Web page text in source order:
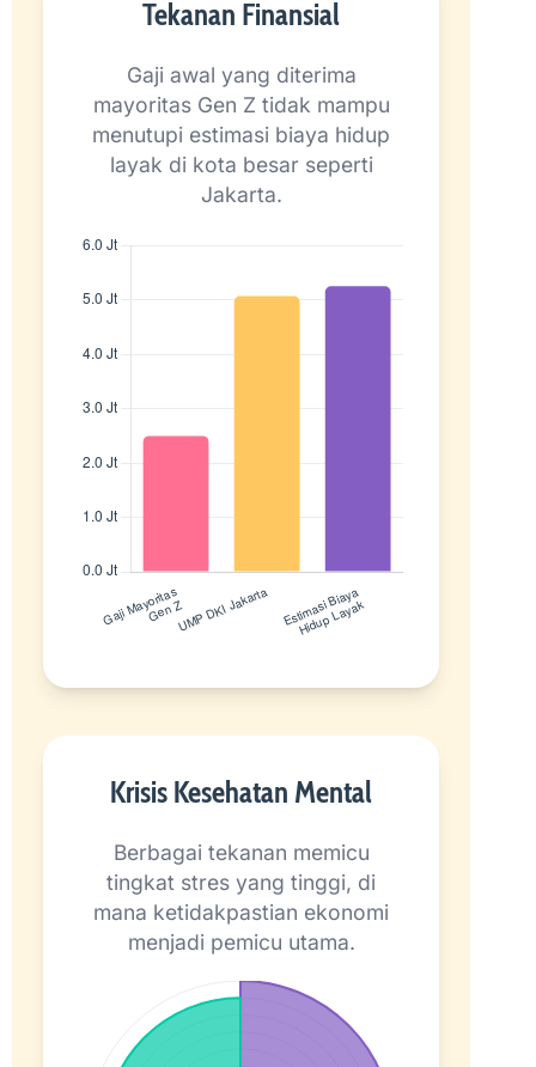
Tekanan Finansial
Gaji awal yang diterima
mayoritas Gen Z tidak mampu
menutupi estimasi biaya hidup
layak di kota besar seperti
Jakarta.
Krisis Kesehatan Mental
Berbagai tekanan memicu
tingkat stres yang tinggi, di
mana ketidakpastian ekonomi
menjadi pemicu utama.